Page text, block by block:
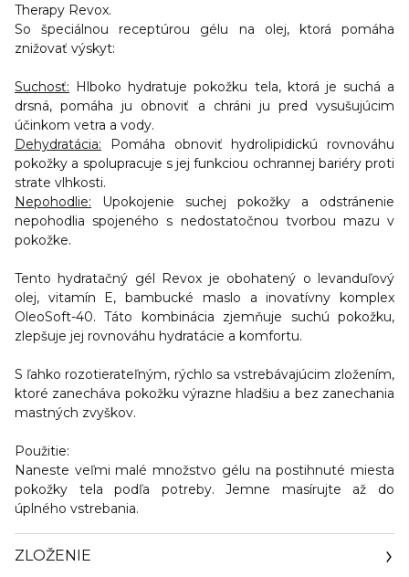
Therapy Revox.
So špeciálnou receptúrou gélu na olej, ktorá pomáha
znižovať výskyt:
Suchosť: Hlboko hydratuje pokožku tela, ktorá je suchá a
drsná, pomáha ju obnoviť a chráni ju pred vysušujúcim
účinkom vetra a vody.
Dehydratácia: Pomáha obnoviť hydrolipidickú rovnováhu
pokožky a spolupracuje s jej funkciou ochrannej bariéry proti
strate vlhkosti.
Nepohodlie: Upokojenie suchej pokožky a odstránenie
nepohodlia spojeného s nedostatočnou tvorbou mazu v
pokožke.
Tento hydratačný gél Revox je obohatený o levanduľový
olej, vitamín E, bambucké maslo a inovatívny komplex
OleoSoft-40. Táto kombinácia zjemňuje suchú pokožku,
zlepšuje jej rovnováhu hydratácie a komfortu.
S ľahko rozotierateľným, rýchlo sa vstrebávajúcim zložením,
ktoré zanecháva pokožku výrazne hladšiu a bez zanechania
mastných zvyškov.
Použitie:
Naneste veľmi malé množstvo gélu na postihnuté miesta
pokožky tela podľa potreby. Jemne masírujte až do
úplného vstrebania.
ZLOŽENIE